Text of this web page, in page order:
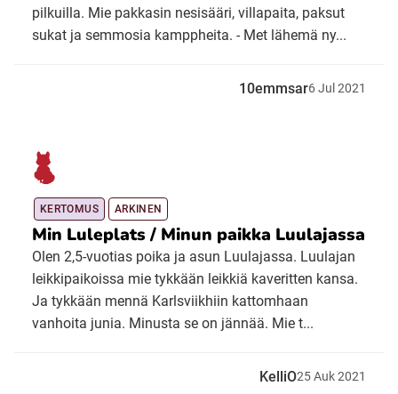
pilkuilla. Mie pakkasin nesisääri, villapaita, paksut
sukat ja semmosia kamppheita. - Met lähemä ny...
10emmsar6Jul 2021
KERTOMUS ARKINEN
Min Luleplats / Minun paikka Luulajassa
Olen 2,5-vuotias poika ja asun Luulajassa. Luulajan
leikkipaikoissa mie tykkään leikkiä kaveritten kansa.
Ja tykkään mennä Karlsviikhiin kattomhaan
vanhoita junia. Minusta se on jännää. Mie t...
KelliO25Auk2021